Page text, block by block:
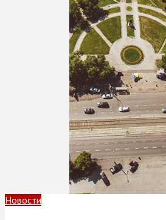
Новости